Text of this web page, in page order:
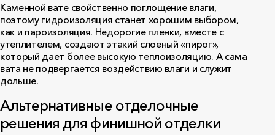
Каменной вате свойственно поглощение влаги,
поэтому гидроизоляция станет хорошим выбором,
как и пароизоляция. Недорогие пленки, вместе с
утеплителем, создают этакий слоеный «пирог»,
который дает более высокую теплоизоляцию. А сама
вата не подвергается воздействию влаги и служит
дольше.
Альтернативные отделочные
решения для финишной отделки